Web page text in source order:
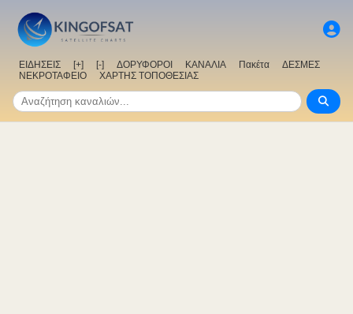
ΕΙΔΗΣΕΙΣ [+] [-] ΔΟΡΥΦΟΡΟΙ ΚΑΝΑΛΙΑ Πακέτα
ΔΕΣΜΕΣ
ΝΕΚΡΟΤΑΦΕΙΟ
ΧΑΡΤΗΣ ΤΟΠΟΘΕΣΙΑΣ